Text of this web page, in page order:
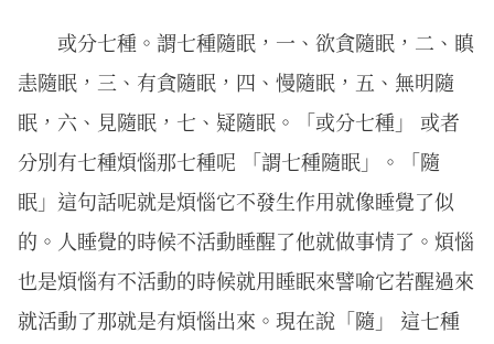
或分七種。謂七種隨眠，一、欲貪隨眠，二、瞋
恚隨眠，三、有貪隨眠，四、慢隨眠，五、無明隨
眠，六、見隨眠，七、疑隨眠。「或分七種」 或者
分別有七種煩惱那七種呢 「謂七種隨眠」。「隨
眠」這句話呢就是煩惱它不發生作用就像睡覺了似
的。人睡覺的時候不活動睡醒了他就做事情了。煩惱
也是煩惱有不活動的時候就用睡眠來譬喻它若醒過來
就活動了那就是有煩惱出來。現在說「隨」 這七種